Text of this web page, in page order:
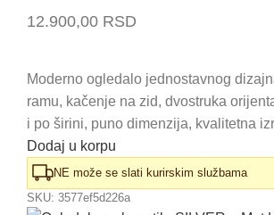
12.900,00 RSD
Moderno ogledalo jednostavnog
ramu, kačenje na zid, dvostruka
i po širini, puno dimenzija, kvalitetna
Dodaj u korpu
NE može se slati kurirskim službama
SKU: 3577ef5d226a